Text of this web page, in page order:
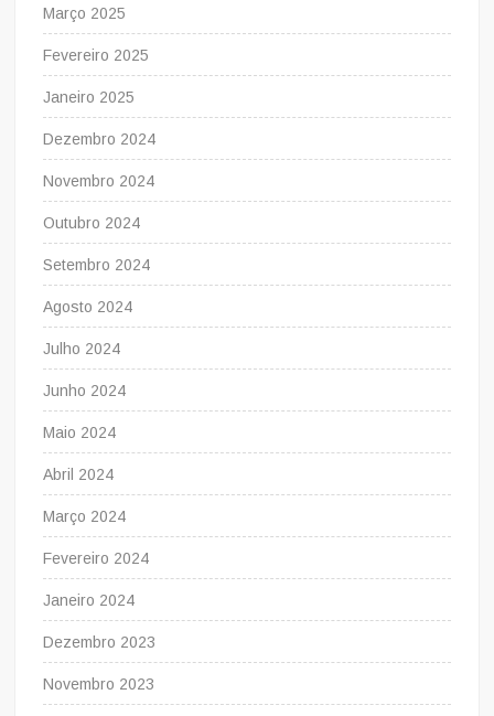
Março 2025
Fevereiro 2025
Janeiro 2025
Dezembro 2024
Novembro 2024
Outubro 2024
Setembro 2024
Agosto 2024
Julho 2024
Junho 2024
Maio 2024
Abril 2024
Março 2024
Fevereiro 2024
Janeiro 2024
Dezembro 2023
Novembro 2023